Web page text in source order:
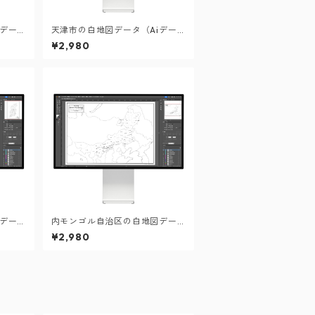
ー
天津市の白地図データ（Aiデー
タ）
¥2,980
ー
内モンゴル自治区の白地図デー
タ（Aiデータ）
¥2,980